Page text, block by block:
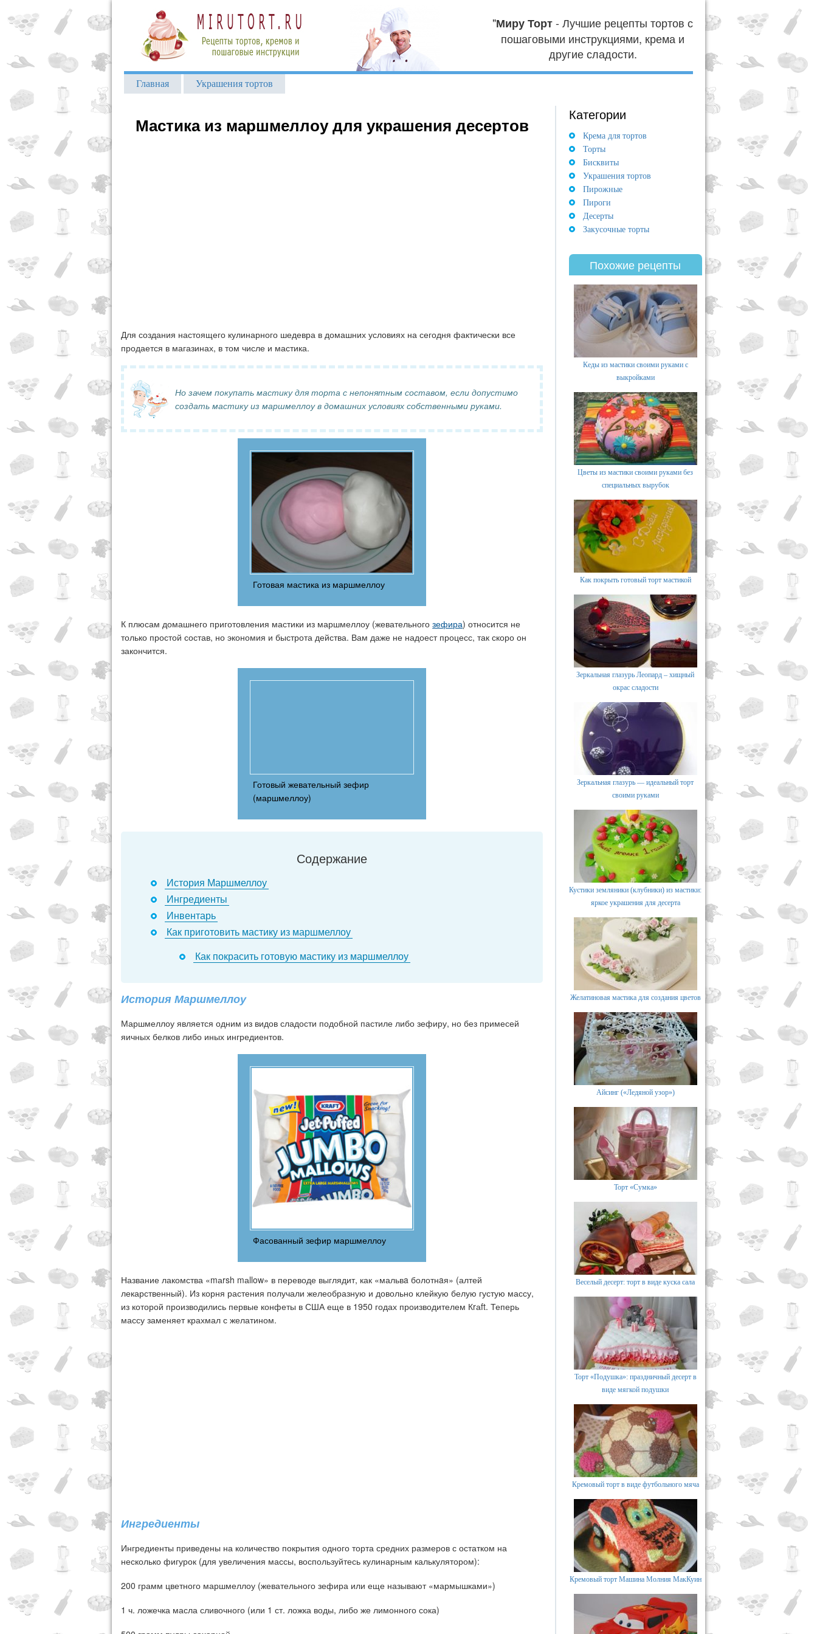
"Миру Торт- Лучшие рецепты тортов с
пошаговыми инструкциями, крема и
другие сладости.
Главная Украшения тортов
Мастика из маршмеллоу для украшения десертов
Для создания настоящего кулинарного шедевра в домашних условиях на сегодня фактически все
продается в магазинах, в том числе и мастика.
Но зачем покупать мастику для торта с непонятным составом, если допустимо
создать мастику из маршмеллоу в домашних условиях собственными руками.
Готовая мастика из маршмеллоу
К плюсам домашнего приготовления мастики из маршмеллоу (жевательногозефира) относится не
только простой состав, но экономия и быстрота действа. Вам даже не надоест процесс, так скоро он
закончится.
Готовый жевательный зефир
(маршмеллоу)
Содержание
История Маршмеллоу
Ингредиенты
Инвентарь
Как приготовить мастику из маршмеллоу
Как покрасить готовую мастику из маршмеллоу
История Маршмеллоу
Маршмеллоу является одним из видов сладости подобной пастиле либо зефиру, но без примесей
яичных белков либо иных ингредиентов.
Фасованный зефир маршмеллоу
Название лакомства «mаrsh mаllow» в переводе выглядит, как «мальвa болотнaя» (алтей
лекарственный). Из корня растения получали желеобразную и довольно клейкую белую густую массу,
из которой производились первые конфеты в США еще в 1950 годах производителем Кrаft. Теперь
массу заменяет крахмал с желатином.
Ингредиенты
Ингредиенты приведены на количество покрытия одного торта средних размеров с остатком на
несколько фигурок (для увеличения массы, воспользуйтесь кулинарным калькулятором):
200 грамм цветного маршмеллоу (жевательного зефира или еще называют «мармышками»)
1 ч. ложечка масла сливочного (или 1 ст. ложка воды, либо же лимонного сока)
Категории
Крема для тортов
Торты
Бисквиты
Украшения тортов
Пирожные
Пироги
Десерты
Закусочные торты
Похожие рецепты
Кеды из мастики своими руками с
выкройками
Цветы из мастики своими руками без
специальных вырубок
Как покрыть готовый торт мастикой
Зеркальная глазурь Леопард – хищный
окрас сладости
Зеркальная глазурь — идеальный торт
своими руками
Кустики земляники (клубники) из мастики:
яркое украшения для десерта
Желатиновая мастика для создания цветов
Айсинг («Ледяной узор»)
Торт «Сумка»
Веселый десерт: торт в виде куска сала
Торт «Подушка»: праздничный десерт в
виде мягкой подушки
Кремовый торт в виде футбольного мяча
Кремовый торт Машина Молния МакКуин